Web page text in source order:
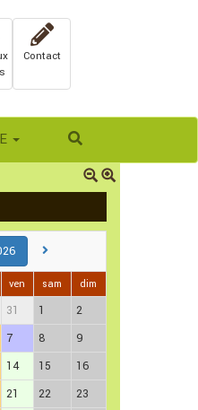
Contact
Rechercher
ven sam dim
31 1
2
7 8
9
14 15
16
21 22
23